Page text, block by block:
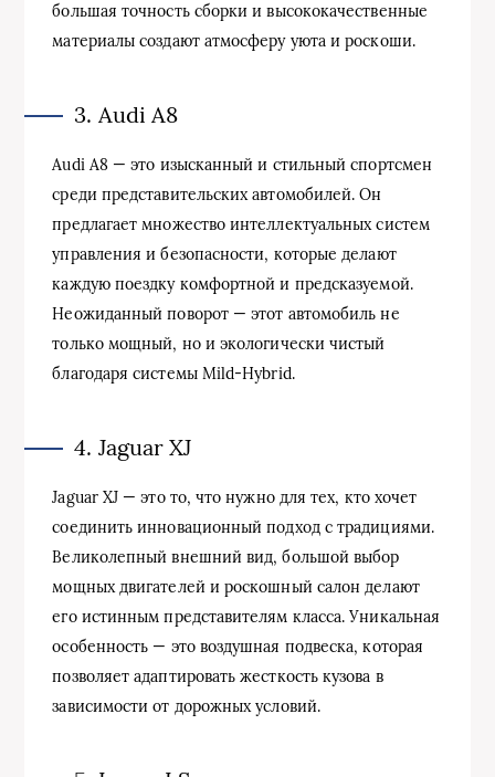
большая точность сборки и высококачественные
материалы создают атмосферу уюта и роскоши.
3. Audi A8
Audi A8 — это изысканный и стильный спортсмен
среди представительских автомобилей. Он
предлагает множество интеллектуальных систем
управления и безопасности, которые делают
каждую поездку комфортной и предсказуемой.
Неожиданный поворот — этот автомобиль не
только мощный, но и экологически чистый
благодаря системы Mild-Hybrid.
4. Jaguar XJ
Jaguar XJ — это то, что нужно для тех, кто хочет
соединить инновационный подход с традициями.
Великолепный внешний вид, большой выбор
мощных двигателей и роскошный салон делают
его истинным представителям класса. Уникальная
особенность — это воздушная подвеска, которая
позволяет адаптировать жесткость кузова в
зависимости от дорожных условий.